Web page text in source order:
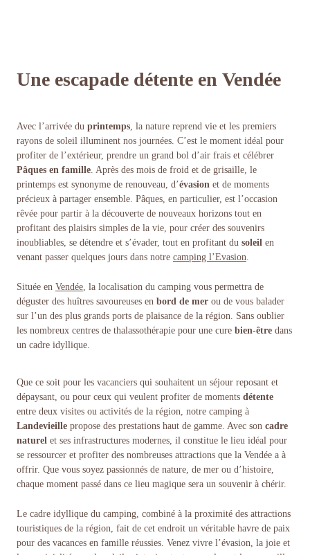
Une escapade détente en Vendée
Avec l’arrivée du printemps , la nature reprend vie et les premiers
rayons de soleil illuminent nos journées. C’est le moment idéal pour
profiter de l’extérieur, prendre un grand bol d’air frais et célébrer
Pâques en famille . Après des mois de froid et de grisaille, le
printemps est synonyme de renouveau, d’évasion et de moments
précieux à partager ensemble. Pâques, en particulier, est l’occasion
rêvée pour partir à la découverte de nouveaux horizons tout en
profitant des plaisirs simples de la vie, pour créer des souvenirs
inoubliables, se détendre et s’évader, tout en profitant du soleil en
venant passer quelques jours dans notre camping l’Evasion
Située en Vendée , la localisation du camping vous permettra de
déguster des huîtres savoureuses en bord de mer ou de vous balader
sur l’un des plus grands ports de plaisance de la région. Sans oublier
les nombreux centres de thalassothérapie pour une cure bien-être dans
un cadre idyllique.
Que ce soit pour les vacanciers qui souhaitent un séjour reposant et
dépaysant, ou pour ceux qui veulent profiter de moments détente
entre deux visites ou activités de la région, notre camping à
Landevieille propose des prestations haut de gamme. Avec son cadre
naturel et ses infrastructures modernes, il constitue le lieu idéal pour
se ressourcer et profiter des nombreuses attractions que la Vendée a à
offrir. Que vous soyez passionnés de nature, de mer ou d’histoire,
chaque moment passé dans ce lieu magique sera un souvenir à chérir.
Le cadre idyllique du camping, combiné à la proximité des attractions
touristiques de la région, fait de cet endroit un véritable havre de paix
pour des vacances en famille réussies. Venez vivre l’évasion, la joie et